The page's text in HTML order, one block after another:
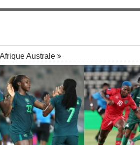
Afrique Australe
7
président Doumbouya en Grèce -